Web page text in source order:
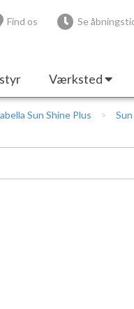
Find os Se
Værksted
Sun Shine Plus